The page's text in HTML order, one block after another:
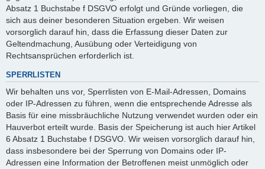
Absatz 1 Buchstabe f DSGVO erfolgt und Gründe vorliegen, die
sich aus deiner besonderen Situation ergeben. Wir weisen
vorsorglich darauf hin, dass die Erfassung dieser Daten zur
Geltendmachung, Ausübung oder Verteidigung von
Rechtsansprüchen erforderlich ist.
SPERRLISTEN
Wir behalten uns vor, Sperrlisten von E-Mail-Adressen, Domains
oder IP-Adressen zu führen, wenn die entsprechende Adresse als
Basis für eine missbräuchliche Nutzung verwendet wurden oder ein
Hauverbot erteilt wurde. Basis der Speicherung ist auch hier Artikel
6 Absatz 1 Buchstabe f DSGVO. Wir weisen vorsorglich darauf hin,
dass insbesondere bei der Sperrung von Domains oder IP-
Adressen eine Information der Betroffenen meist unmöglich oder